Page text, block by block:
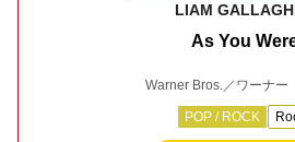
LIAM
As You
Warner Bros.／ワーナー
POP / ROCK